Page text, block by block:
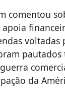
comentou
da